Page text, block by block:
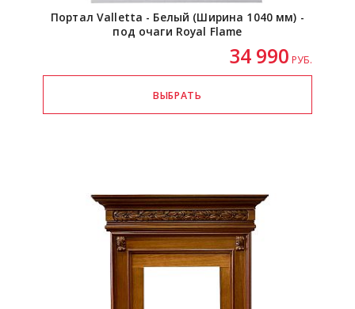
Портал Valletta - Белый (Ширина 1040 мм) -
под очаги Royal Flame
34 990 РУБ.